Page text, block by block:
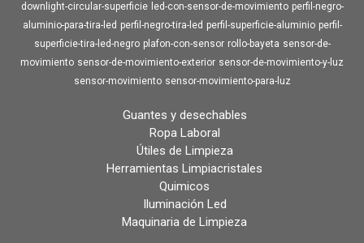
downlight-circular-superficie
led-con-sensor-de-movimiento perfil-negro-
aluminio-para-tira-led perfil-negro-tira-led perfil-superficie-aluminio perfil-
superficie-tira-led-negro plafon-con-sensor rollo-bayeta sensor-de-
movimiento sensor-de-movimiento-exterior sensor-de-movimiento-y-luz
sensor-movimiento sensor-movimiento-para-luz
Guantes y desechables
Ropa Laboral
Útiles de Limpieza
Herramientas Limpiacristales
Quimicos
Iluminación Led
Maquinaria de Limpieza